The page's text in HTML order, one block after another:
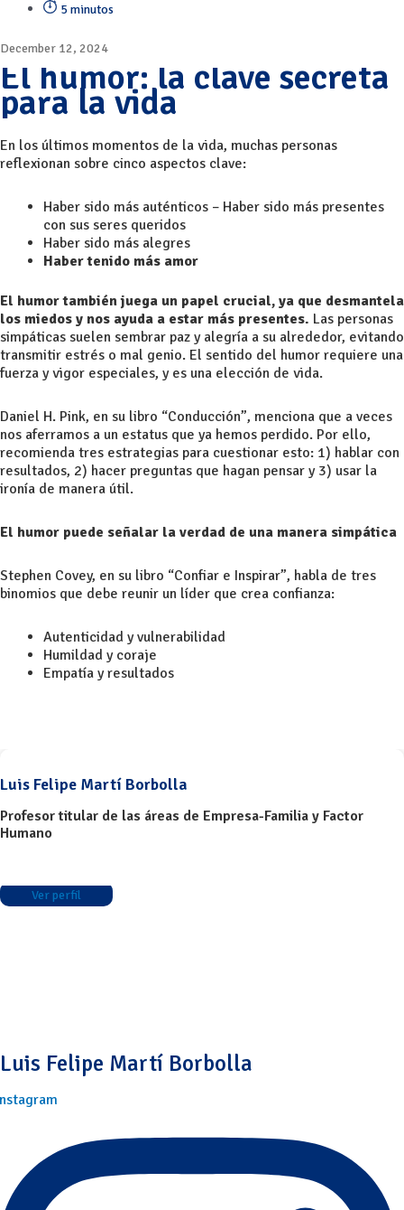
5 minutos
December 12, 2024
El humor: la clave secreta
para la vida
En los últimos momentos de la vida, muchas personas
reflexionan sobre cinco aspectos clave:
Haber sido más auténticos – Haber sido más presentes
con sus seres queridos
Haber sido más alegres
Haber tenido más amor
El humor también juega un papel crucial, ya que desmantela
los miedos y nos ayuda a estar más presentes. Las personas
simpáticas suelen sembrar paz y alegría a su alrededor, evitando
transmitir estrés o mal genio. El sentido del humor requiere una
fuerza y vigor especiales, y es una elección de vida.
Daniel H. Pink, en su libro “Conducción”, menciona que a veces
nos aferramos a un estatus que ya hemos perdido. Por ello,
recomienda tres estrategias para cuestionar esto: 1) hablar con
resultados, 2) hacer preguntas que hagan pensar y 3) usar la
ironía de manera útil.
El humor puede señalar la verdad de una manera simpática
Stephen Covey, en su libro “Confiar e Inspirar”, habla de tres
binomios que debe reunir un líder que crea confianza:
Autenticidad y vulnerabilidad
Humildad y coraje
Empatía y resultados
Luis Felipe Martí Borbolla
Profesor titular de las áreas de Empresa-Familia y Factor
Humano
Ver perfil
Luis Felipe Martí Borbolla